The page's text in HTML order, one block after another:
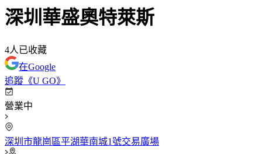
深圳華盛奧特萊斯
4人已收藏
在Google
追蹤《U GO》
營業中
深圳市龍崗區平湖華南城1號交易廣場